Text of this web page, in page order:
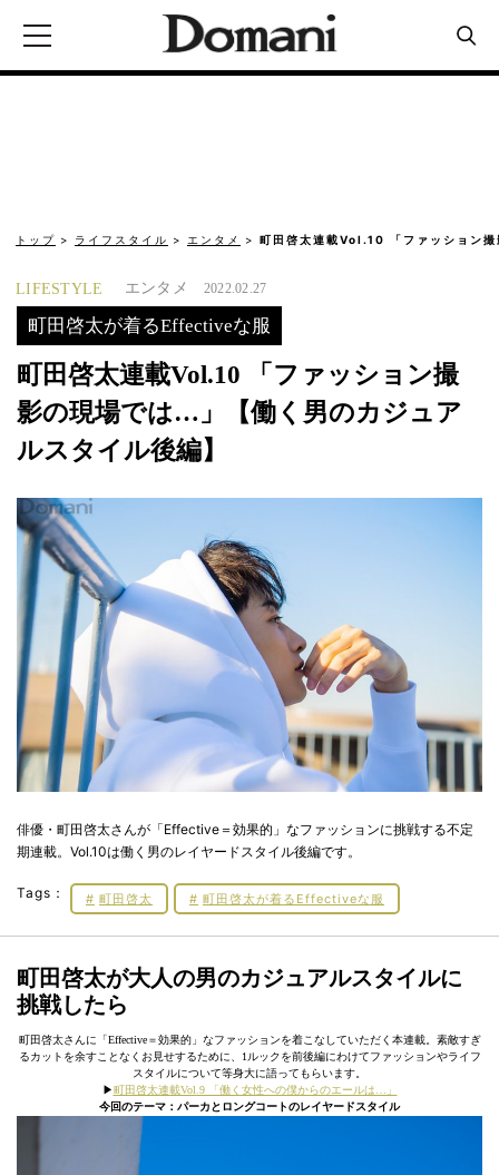
トップ ライフスタイル エンタメ 町田啓太連載Vol.10 「ファッション
LIFESTYLE エンタメ 2022.02.27
町田啓太が着るEffectiveな服
町田啓太連載Vol.10 「ファッション撮
影の現場では…」【働く男のカジュア
ルスタイル後編】
俳優・町田啓太さんが「Effective＝効果的」なファッションに挑戦する不定
期連載。Vol.10は働く男のレイヤードスタイル後編です。
Tags： 町田啓太 町田啓太が着るEffectiveな服
町田啓太が大人の男のカジュアルスタイルに
挑戦したら
町田啓太さんに「Effective＝効果的」なファッションを着こなしていただく本連載。素敵すぎ
るカットを余すことなくお見せするために、1ルックを前後編にわけてファッションやライフ
スタイルについて等身大に語ってもらいます。
▶︎町田啓太連載Vol.9 「働く女性への僕からのエールは…」
今回のテーマ：パーカとロングコートのレイヤードスタイル